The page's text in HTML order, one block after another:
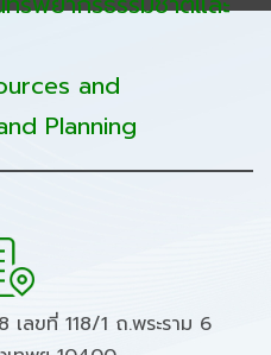
and
Planning
เลขที่ 118/1 ถ.พระราม 6